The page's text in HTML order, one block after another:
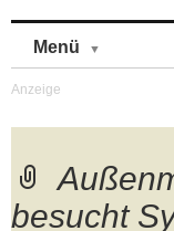
Menü
besucht